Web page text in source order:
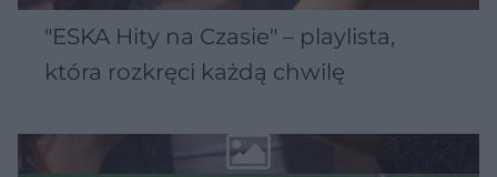
"ESKA Hity na Czasie" – playlista,
która rozkręci każdą chwilę